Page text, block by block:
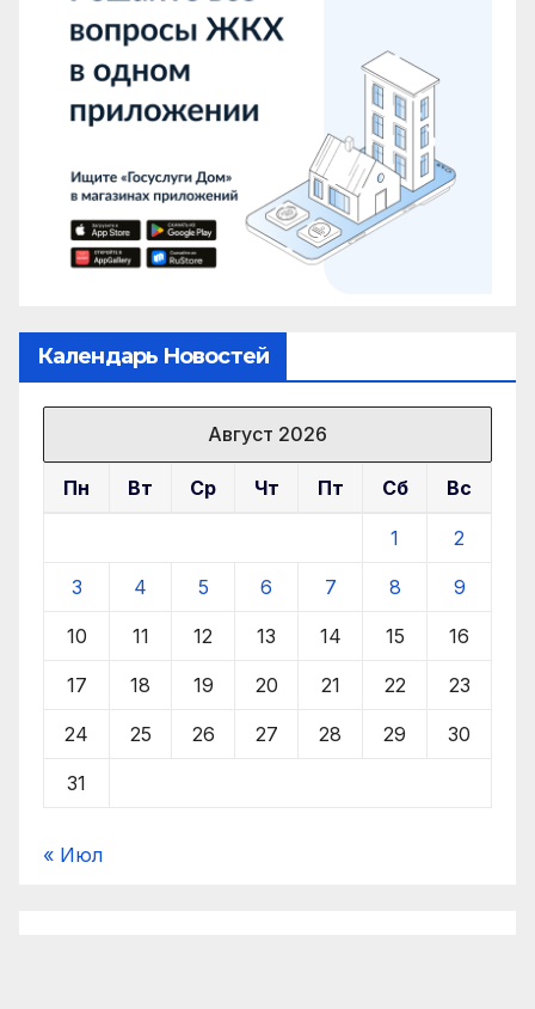
Календарь Новостей
Август 2026
Пн Вт Ср Чт Пт Сб Вс
1 2
3 4 5 6 7 8 9
10 11 12 13 14 15 16
17 18 19 20 21 22 23
24 25 26 27 28 29 30
31
« Июл